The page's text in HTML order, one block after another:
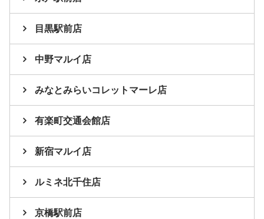
目黒駅前店
中野マルイ店
みなとみらいコレットマーレ店
有楽町交通会館店
新宿マルイ店
ルミネ北千住店
京橋駅前店